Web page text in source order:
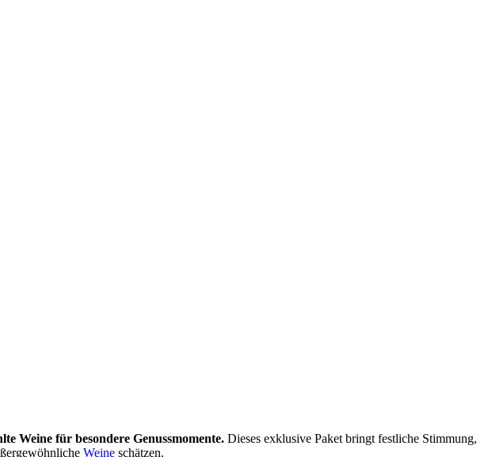
Weine für besondere Genussmomente. Dieses exklusive Paket bringt festliche Stimmung,
Weine schätzen.